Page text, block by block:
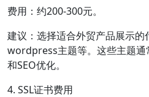
费用：约200-300元。
建议：选择适合外贸产品展示的
wordpress主题等。这些主题通
和SEO优化。
4. SSL证书费用